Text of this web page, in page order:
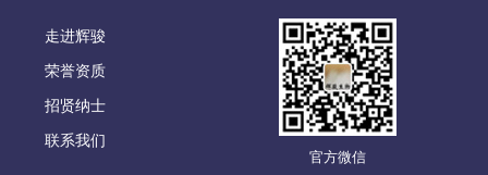
走进辉骏
荣誉资质
招贤纳士
联系我们
官方微信